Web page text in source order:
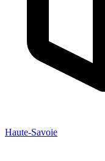
Haute-Savoie